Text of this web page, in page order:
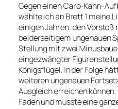
Gegen einen Caro-Kann-
wählte ich an Brett 1 meine
einigen Jahren: den Vorstoß
beiderseitigem ungenauen
Stellung mit zwei
eingezwängter
Königsflügel. In der Folge
weiteren ungenauen
Ausgleich erreichen
Faden und musste eine